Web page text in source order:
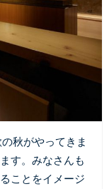
秋がやってきま
す。みなさんも
ことをイメージ